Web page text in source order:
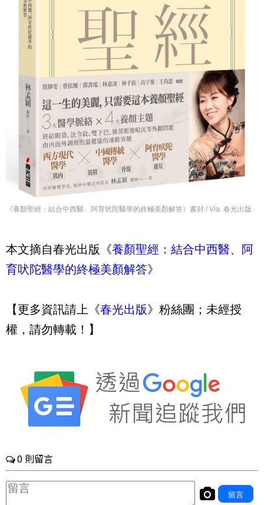
《養顏聖經：結合中西醫、阿育吠陀醫學的終極美顏解答》書封 / Via 春光出版
本文摘自春光出版《養顏聖經：結合中西醫、阿
育吠陀醫學的終極美顏解答》
【更多資訊請上《春光出版》粉絲團；未經授
權，請勿轉載！】